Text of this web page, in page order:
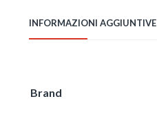
INFORMAZIONI AGGIUNTIVE
Brand